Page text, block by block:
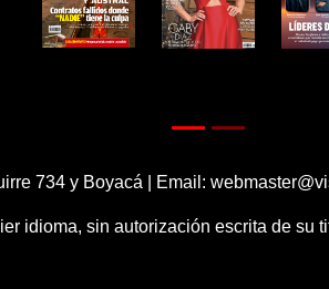
734 y Boyacá | Email:
idioma, sin autorización escrita de su